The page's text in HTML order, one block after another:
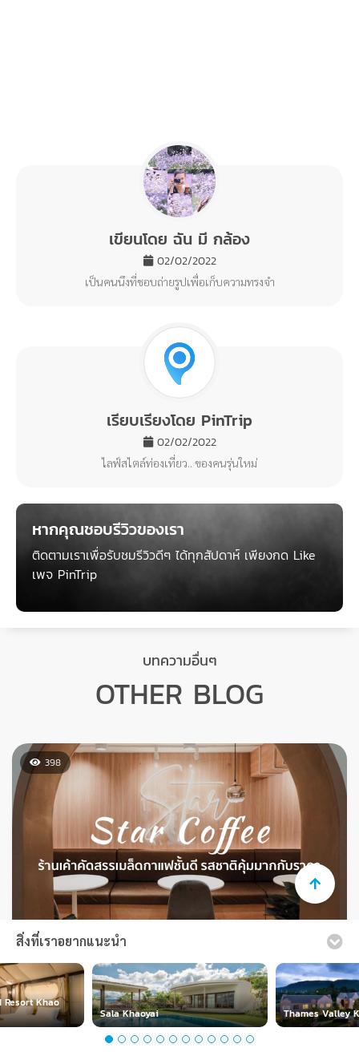
เขียนโดย ฉัน มี กล้อง
02/02/2022
เป็นคนนึงที่ชอบถ่ายรูปเพื่อเก็บความทรงจำ
เรียบเรียงโดย PinTrip
02/02/2022
ไลฟ์สไตล์ท่องเที่ยว.. ของคนรุ่นใหม่
ติดตามเราเพื่อรับชมรีวิวดีๆ ได้ทุกสัปดาห์ เพียงกด Like
เพจ PinTrip
บทความอื่นๆ
OTHER BLOG
Star Coffee รสชาติคุ้มมากกับราคานี้ ร้าน
เค้าคัดสรรเมล็ดกาแฟชั้นดี มีเอกลักษณ์
ลงตัวที่สุด
กรุงเทพมหานคร : ไทย
By ฉัน มี กล้อง
สิ่งที่เราอยากแนะนำ
Resort Khao
Sala Khaoyai Thames Valley
เรามีความจำเป็นต้องใช้คุกกี้ในการเก็บข้อมูลการใช้งานเว็บไซต์
ของท่านเพื่อเพิ่มประสบการณ์ใช้งานที่ดีและตรงตามความ
ต้องการของลูกค้าอ่านรายละเอียดเพิ่มเติม
ยอมรับ